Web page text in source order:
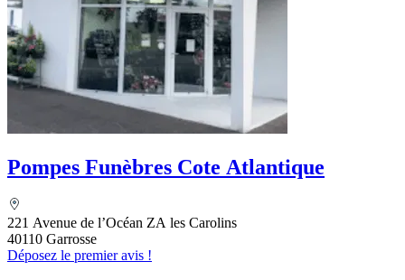
Pompes Funèbres Cote Atlantique
221 Avenue de l’Océan ZA les Carolins
40110 Garrosse
Déposez le premier avis !